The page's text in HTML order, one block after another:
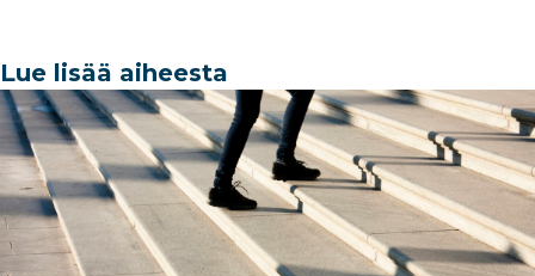
e
b
o
o
k
e
dI
n
e
ra
m
dI
n
Lue lisää aiheesta